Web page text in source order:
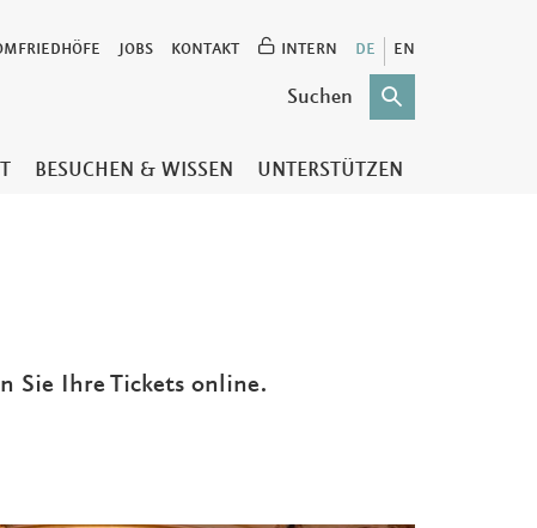
JOBS KONTAKT INTERN DE EN
BESUCHEN & WISSEN UNTERSTÜTZEN
Sie Ihre Tickets online.